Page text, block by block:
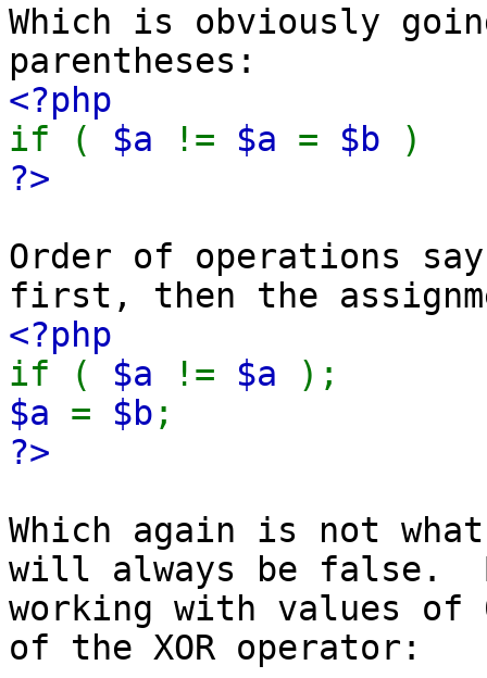
Which is obviously
parentheses:
<?php
if ( $a != $a = $b
)
?>
Order of operations
first, then the
<?php
if ( $a != $a
);
$a = $b ;
?>
Which again is not
will always be false.
working with values of
of the XOR operator: